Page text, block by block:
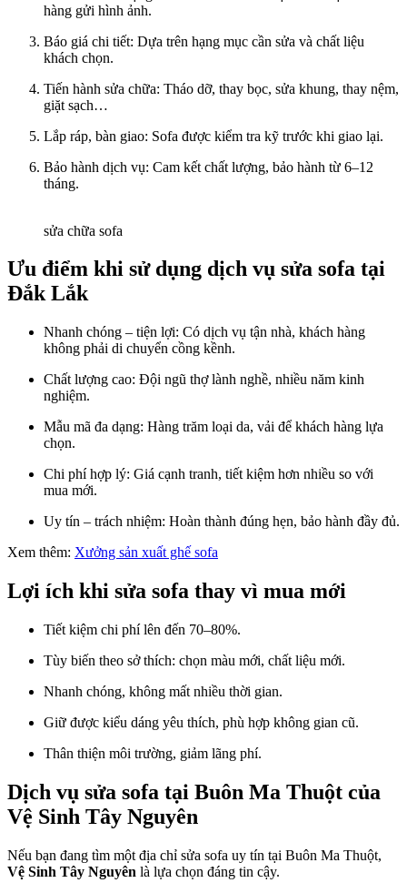
hàng gửi hình ảnh.
Báo giá chi tiết: Dựa trên hạng mục cần sửa và chất liệu
khách chọn.
Tiến hành sửa chữa: Tháo dỡ, thay bọc, sửa khung, thay nệm,
giặt sạch…
Lắp ráp, bàn giao: Sofa được kiểm tra kỹ trước khi giao lại.
Bảo hành dịch vụ: Cam kết chất lượng, bảo hành từ 6–12
tháng.
sửa chữa sofa
Ưu điểm khi sử dụng dịch vụ sửa sofa tại
Đắk Lắk
Nhanh chóng – tiện lợi: Có dịch vụ tận nhà, khách hàng
không phải di chuyển cồng kềnh.
Chất lượng cao: Đội ngũ thợ lành nghề, nhiều năm kinh
nghiệm.
Mẫu mã đa dạng: Hàng trăm loại da, vải để khách hàng lựa
chọn.
Chi phí hợp lý: Giá cạnh tranh, tiết kiệm hơn nhiều so với
mua mới.
Uy tín – trách nhiệm: Hoàn thành đúng hẹn, bảo hành đầy đủ.
Xem thêm: Xưởng sản xuất ghế sofa
Lợi ích khi sửa sofa thay vì mua mới
Tiết kiệm chi phí lên đến 70–80%.
Tùy biến theo sở thích: chọn màu mới, chất liệu mới.
Nhanh chóng, không mất nhiều thời gian.
Giữ được kiểu dáng yêu thích, phù hợp không gian cũ.
Thân thiện môi trường, giảm lãng phí.
Dịch vụ sửa sofa tại Buôn Ma Thuột của
Vệ Sinh Tây Nguyên
Nếu bạn đang tìm một địa chỉ sửa sofa uy tín tại Buôn Ma Thuột,
Vệ Sinh Tây Nguyên là lựa chọn đáng tin cậy.